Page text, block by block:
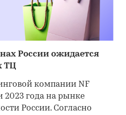
России ожидается
ТЦ
компании NF
2023 года на рынке
России. Согласно